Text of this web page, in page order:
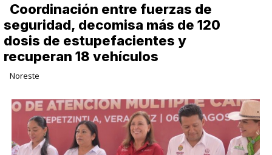
Coordinación entre fuerzas de
seguridad, decomisa más de 120
dosis de estupefacientes y
recuperan 18 vehículos
Noreste